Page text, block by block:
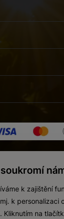
ZNOJMO, a.
k zajištění
k personalizaci
na